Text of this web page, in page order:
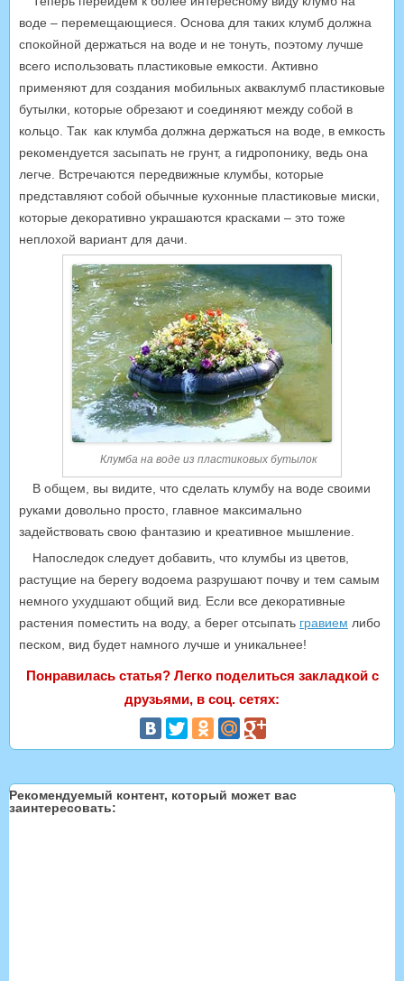
воде – перемещающиеся. Основа для таких клумб должна
спокойной держаться на воде и не тонуть, поэтому лучше
всего использовать пластиковые емкости. Активно
применяют для создания мобильных акваклумб пластиковые
бутылки, которые обрезают и соединяют между собой в
кольцо. Так как клумба должна держаться на воде, в емкость
рекомендуется засыпать не грунт, а гидропонику, ведь она
легче. Встречаются передвижные клумбы, которые
представляют собой обычные кухонные пластиковые миски,
которые декоративно украшаются красками – это тоже
неплохой вариант для дачи.
Клумба на воде из пластиковых бутылок
В общем, вы видите, что сделать клумбу на воде своими
руками довольно просто, главное максимально
задействовать свою фантазию и креативное мышление.
Напоследок следует добавить, что клумбы из цветов,
растущие на берегу водоема разрушают почву и тем самым
немного ухудшают общий вид. Если все декоративные
растения поместить на воду, а берег отсыпать гравием либо
песком, вид будет намного лучше и уникальнее!
Понравилась статья? Легко поделиться закладкой с
друзьями, в соц. сетях:
Рекомендуемый контент, который может вас
заинтересовать: